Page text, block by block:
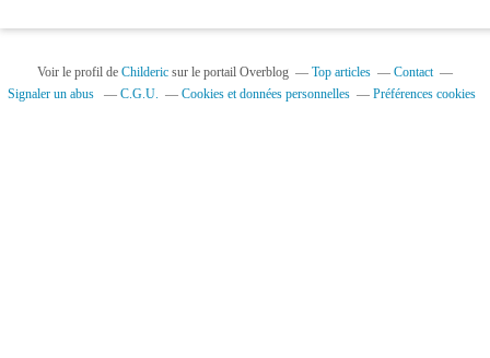
Voir le profil de Childeric sur le portail Overblog Top articles
Contact
Signaler un abus
C.G.U. Cookies et données personnelles Préférences cookies